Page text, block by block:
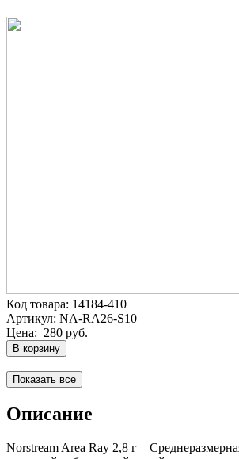
Код товара: 14184-410
Артикул: NA-RA26-S10
Цена: 280 руб.
В корзину
Показать все
Описание
Norstream Area Ray 2,8 г –